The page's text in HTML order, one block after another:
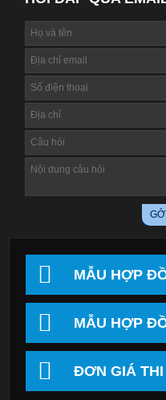
MẪU HỢP
MẪU HỢP
ĐƠN GIÁ THI